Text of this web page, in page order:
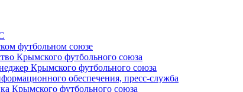
футбольном союзе
Крымского футбольного союза
Крымского футбольного союза
обеспечения, пресс-служба
Крымского футбольного союза